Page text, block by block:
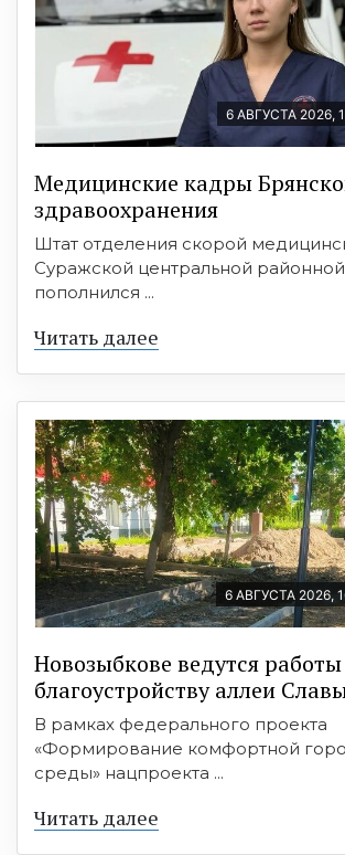
6 АВГУСТА 2026,
Медицинские кадры
здравоохранения
Штат отделения скорой
Суражской центральной
пополнился ...
Читать далее
6 АВГУСТА 2026,
Новозыбкове ведутся
благоустройству аллеи
В рамках федерального проекта
«Формирование комфортной
среды» нацпроекта ...
Читать далее